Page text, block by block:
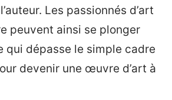
Les passionnés d’art
peuvent ainsi se plonger
qui dépasse le simple cadre
devenir une œuvre d’art à